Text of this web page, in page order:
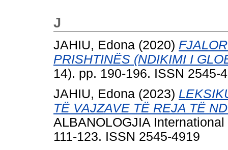
J
JAHIU, Edona (2020)
PRISHTINËS (NDIKIMI I
14). pp. 190-196. ISSN 2545-
JAHIU, Edona (2023)
TË VAJZAVE TË REJA TË
ALBANOLOGJIA
111-123. ISSN 2545-4919